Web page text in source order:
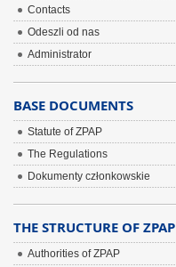
Contacts
Odeszli od nas
Administrator
BASE DOCUMENTS
Statute of ZPAP
The Regulations
Dokumenty członkowskie
THE STRUCTURE OF ZPAP
Authorities of ZPAP